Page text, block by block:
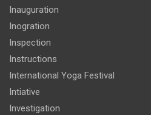
Inauguration
Inogration
Inspection
Instructions
International Yoga Festival
Intiative
Investigation